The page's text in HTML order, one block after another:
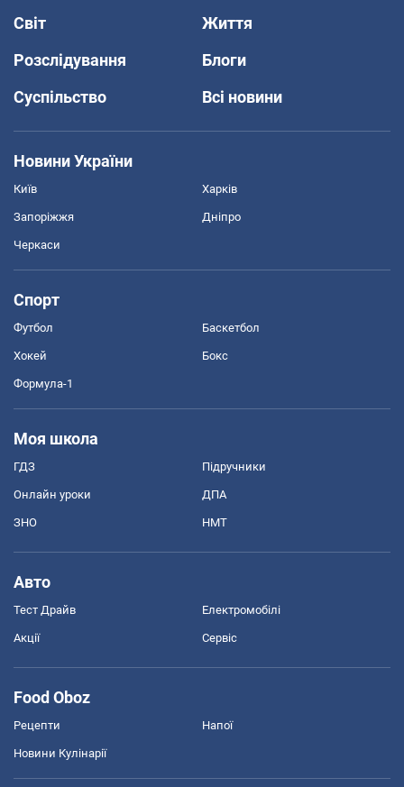
Світ
Життя
Розслідування
Блоги
Суспільство
Всі новини
Новини України
Київ Харків
Запоріжжя Дніпро
Черкаси
Спорт
Футбол Баскетбол
Хокей Бокс
Формула-1
Моя школа
ГДЗ Підручники
Онлайн уроки ДПА
ЗНО НМТ
Авто
Тест Драйв Електромобілі
Акції Сервіс
Food Oboz
Рецепти Напої
Новини Кулінарії